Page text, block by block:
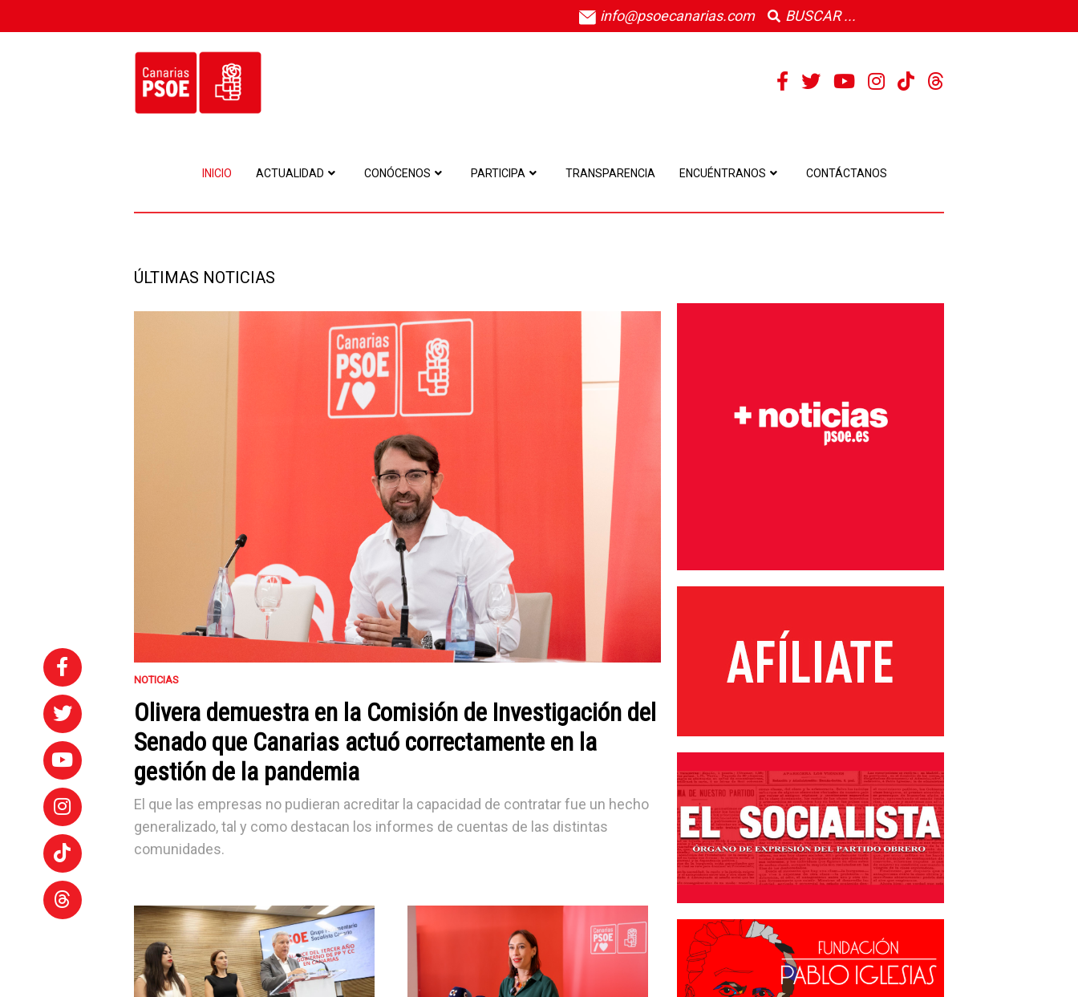
info@psoecanarias.com
INICIO ACTUALIDAD CONÓCENOS PARTICIPA TRANSPARENCIA ENCUÉNTRANOS CONTÁCTANOS
ÚLTIMAS NOTICIAS
NOTICIAS
Olivera demuestra en la Comisión de Investigación del
Senado que Canarias actuó correctamente en la
gestión de la pandemia
El que las empresas no pudieran acreditar la capacidad de contratar fue un hecho
generalizado, tal y como destacan los informes de cuentas de las distintas
comunidades.